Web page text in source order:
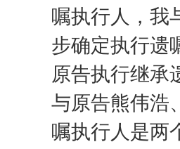
嘱执行人，我
步确定执行遗
原告执行继承
与原告熊伟浩
嘱执行人是两